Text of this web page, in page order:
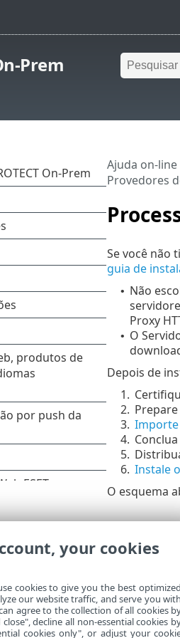
Prem
Ajuda on-line
Provedores
Se você não
guia de
• Não
Proxy
• O
Depois de
1.
2.
3. Importe
4. Conclua
5.
6. Instale
O esquema
your cookies
cookies to give you the best optimized
our website traffic, and serve you with
agree to the collection of all cookies
decline all non-essential cookies
cookies only", or adjust your